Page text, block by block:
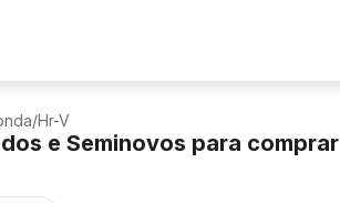
/Hr-V
e Seminovos para comprar